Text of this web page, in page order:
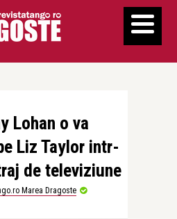
Lohan o va
Liz Taylor intr-
de televiziune
Marea Dragoste